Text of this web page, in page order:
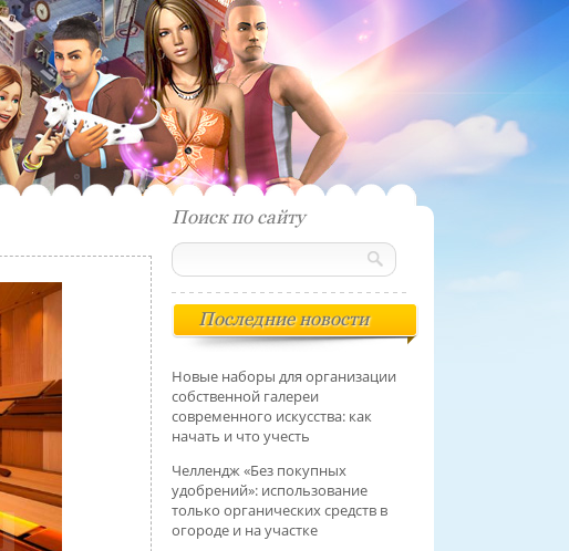
Поиск по сайту
Последние новости
Новые наборы для организации
собственной галереи
современного искусства: как
начать и что учесть
Челлендж «Без покупных
удобрений»: использование
только органических средств в
огороде и на участке